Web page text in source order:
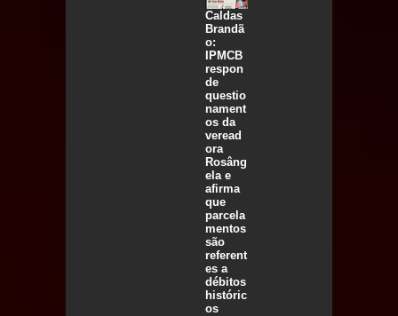
Caldas
Brandã
o:
IPMCB
respon
de
questio
nament
os da
veread
ora
Rosâng
ela e
afirma
que
parcela
mentos
são
referent
es a
débitos
históric
os